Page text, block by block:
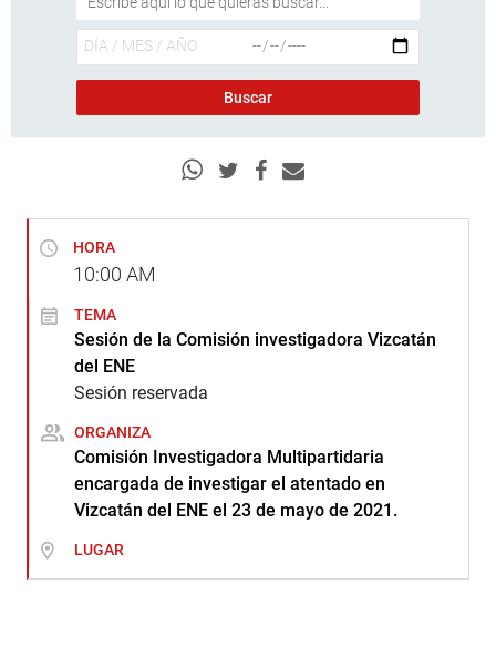
HORA
10:00 AM
TEMA
Sesión de la Comisión investigadora Vizcatán
del ENE
Sesión reservada
ORGANIZA
Comisión Investigadora Multipartidaria
encargada de investigar el atentado en
Vizcatán del ENE el 23 de mayo de 2021.
LUGAR